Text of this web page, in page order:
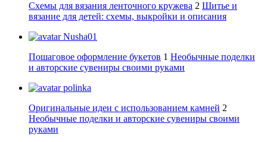
Схемы для вязания ленточного кружева 2 Шитье и
вязание для детей: схемы, выкройки и описания
Nusha01
Пошаговое оформление букетов 1 Необычные поделки
и авторские сувениры своими руками
polinka
Оригинальные идеи с использованием камней 2
Необычные поделки и авторские сувениры своими
руками